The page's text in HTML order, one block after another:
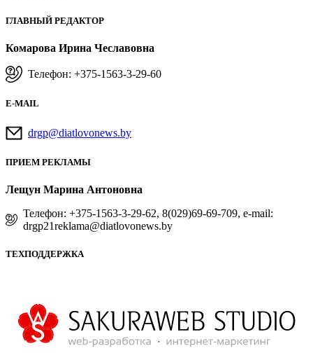
ГЛАВНЫЙ РЕДАКТОР
Комарова Ирина Чеславовна
Телефон: +375-1563-3-29-60
E-MAIL
drgp@diatlovonews.by
ПРИЕМ РЕКЛАМЫ
Лещун Марина Антоновна
Телефон: +375-1563-3-29-62, 8(029)69-69-709, e-mail:
drgp21reklama@diatlovonews.by
ТЕХПОДДЕРЖКА